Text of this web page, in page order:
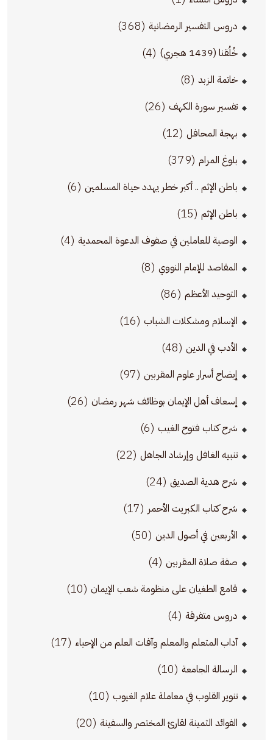
دروس التفسير الرمضانية (368)
خُلُقنا (1439 هجري) (4)
خاتمة الزبد (8)
تفسير سورة الكهف (26)
بهجة المحافل (12)
بلوغ المرام (379)
باطن الإثم .. أكبر خطر يهدد حياة المسلمين (6)
باطن الإثم (15)
الوصية للعاملين في صفوف الدعوة المحمدية (4)
المقاصد للإمام النووي (8)
التوحيد الأعظم (86)
الإسلام ومشكلات الشباب (16)
الأدب في الدين (48)
إيضاح أسرار علوم المقربين (97)
إسعاف أهل الإيمان بوظائف شهر رمضان (26)
شرح كتاب فتوح الغيب (6)
تنبيه الغافل وإرشاد الجاهل (22)
شرح هدية الصديق (24)
شرح كتاب الكبريت الأحمر (17)
الأربعين في أصول الدين (50)
صفة صلاة المقربين (4)
قامع الطغيان على منظومة شعب الإيمان (10)
دروس متفرقة (4)
آداب المتعلم والمعلم وآفات العلم من الإحياء (17)
الرسالة الجامعة (10)
تنوير القلوب في معاملة علام الغيوب (10)
الفوائد الثمينة لقارئ المختصر والسفينة (20)